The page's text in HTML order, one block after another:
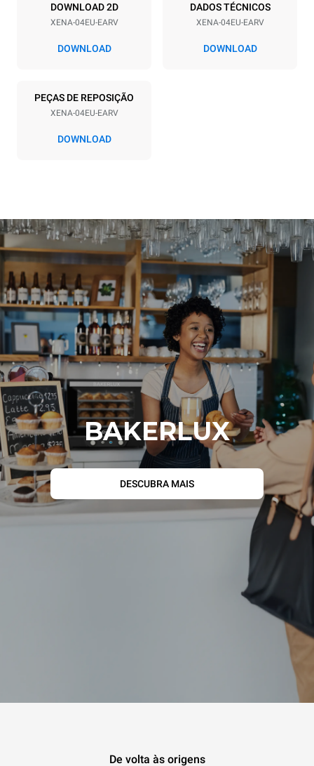
Voltagem
380-415V 3N~ / 220-240V
3~ / 220-240V 1~
Potência elétrica
6.3 kW / 6.3 kW / 6.3 kW
50 / 60 Hz
DOWNLOAD 2D
XENA-04EU-EARV
DOWNLOAD
DADOS TÉCNICOS
XENA-04EU-EARV
DOWNLOAD
PEÇAS DE REPOSIÇÃO
XENA-04EU-EARV
DOWNLOAD
BAKERLUX
DESCUBRA MAIS
De volta às origens